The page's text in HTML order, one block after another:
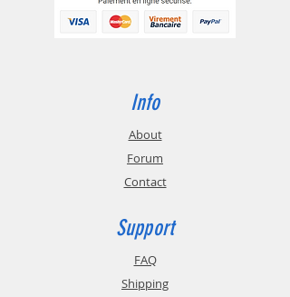
Info
About
Forum
Contact
Support
FAQ
Shipping